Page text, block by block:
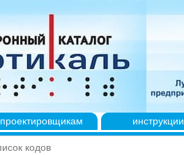
проектировщикам инструкции